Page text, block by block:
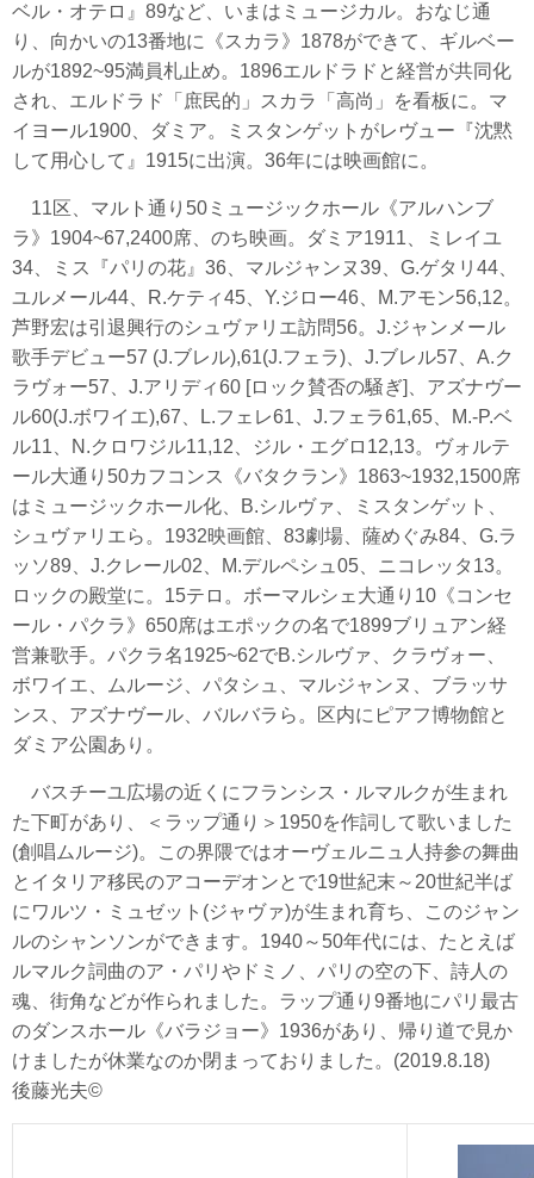
ベル・オテロ』89など、いまはミュージカル。おなじ通
り、向かいの13番地に《スカラ》1878ができて、ギルベー
ルが1892~95満員札止め。1896エルドラドと経営が共同化
され、エルドラド「庶民的」スカラ「高尚」を看板に。マ
イヨール1900、ダミア。ミスタンゲットがレヴュー『沈黙
して用心して』1915に出演。36年には映画館に。
11区、マルト通り50ミュージックホール《アルハンブ
ラ》1904~67,2400席、のち映画。ダミア1911、ミレイユ
34、ミス『パリの花』36、マルジャンヌ39、G.ゲタリ44、
ユルメール44、R.ケティ45、Y.ジロー46、M.アモン56,12。
芦野宏は引退興行のシュヴァリエ訪問56。J.ジャンメール
歌手デビュー57 (J.ブレル),61(J.フェラ)、J.ブレル57、A.ク
ラヴォー57、J.アリディ60 [ロック賛否の騒ぎ]、アズナヴー
ル60(J.ボワイエ),67、L.フェレ61、J.フェラ61,65、M.-P.ベ
ル11、N.クロワジル11,12、ジル・エグロ12,13。ヴォルテ
ール大通り50カフコンス《バタクラン》1863~1932,1500席
はミュージックホール化、B.シルヴァ、ミスタンゲット、
シュヴァリエら。1932映画館、83劇場、薩めぐみ84、G.ラ
ッソ89、J.クレール02、M.デルペシュ05、ニコレッタ13。
ロックの殿堂に。15テロ。ボーマルシェ大通り10《コンセ
ール・パクラ》650席はエポックの名で1899ブリュアン経
営兼歌手。パクラ名1925~62でB.シルヴァ、クラヴォー、
ボワイエ、ムルージ、パタシュ、マルジャンヌ、ブラッサ
ンス、アズナヴール、バルバラら。区内にピアフ博物館と
ダミア公園あり。
バスチーユ広場の近くにフランシス・ルマルクが生まれ
た下町があり、＜ラップ通り＞1950を作詞して歌いました
(創唱ムルージ)。この界隈ではオーヴェルニュ人持参の舞曲
とイタリア移民のアコーデオンとで19世紀末～20世紀半ば
にワルツ・ミュゼット(ジャヴァ)が生まれ育ち、このジャン
ルのシャンソンができます。1940～50年代には、たとえば
ルマルク詞曲のア・パリやドミノ、パリの空の下、詩人の
魂、街角などが作られました。ラップ通り9番地にパリ最古
のダンスホール《バラジョー》1936があり、帰り道で見か
けましたが休業なのか閉まっておりました。(2019.8.18)
後藤光夫©